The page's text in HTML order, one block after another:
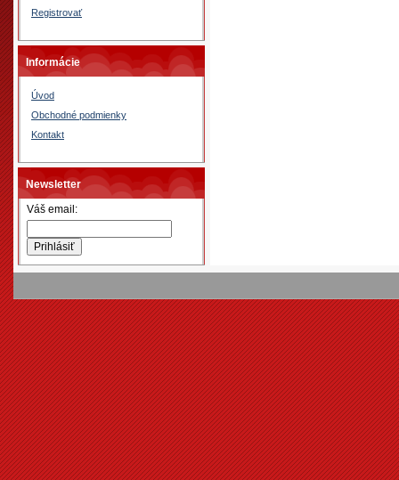
Registrovať
Informácie
Úvod
Obchodné podmienky
Kontakt
Newsletter
Váš email: